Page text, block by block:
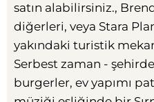
satın alabilirsiniz.,
diğerleri, veya Stara
yakındaki turistik
Serbest zaman -
burgerler, ev yapımı